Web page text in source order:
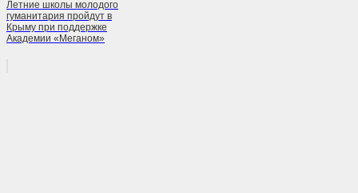
Летние школы молодого
гуманитария пройдут в
Крыму при поддержке
Академии «Меганом»